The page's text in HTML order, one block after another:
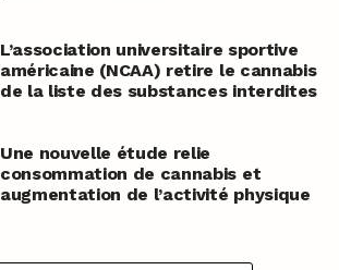
L’association universitaire sportive
américaine (NCAA) retire le cannabis
de la liste des substances interdites
Une nouvelle étude relie
consommation de cannabis et
augmentation de l’activité physique